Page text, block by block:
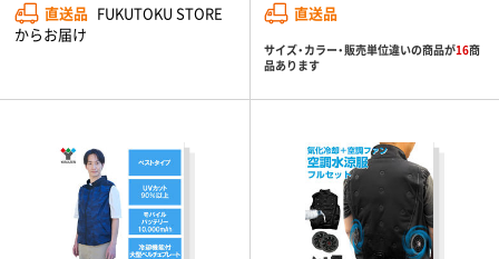
直送品 FUKUTOKU STORE
からお届け
直送品
サイズ・カラー・販売単位違いの商品が16商
品あります